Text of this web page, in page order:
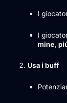
I
I
mine,
Usa i buff